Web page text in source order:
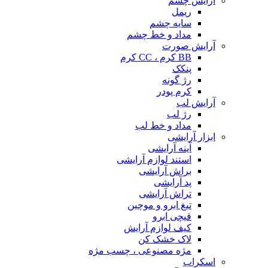
ریمل
سایه چشم
مداد و خط چشم
آرایش صورت
BB کرم ، CC کرم
پنکک
رژ گونه
کرم پودر
آرایش لب
رژ لب
مداد و خط لب
ابزار آرایشی
آینه آرایشی
استند لوازم آرایشی
براش آرایشی
پد آرایشی
تراش آرایشی
تیغ ابرو و موچین
قیچی ابرو
کیف لوازم آرایش
لاک خشک کن
مژه مصنوعی ، چسب مژه
اسکراب